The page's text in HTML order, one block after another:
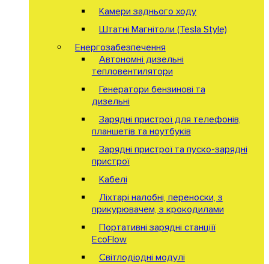
Камери заднього ходу
Штатні Магнітоли (Tesla Style)
Енергозабезпечення
Автономні дизельні
тепловентилятори
Генератори бензинові та
дизельні
Зарядні пристрої для телефонів,
планшетів та ноутбуків
Зарядні пристрої та пуско-зарядні
пристрої
Кабелі
Ліхтарі налобні, переноски, з
прикурювачем, з крокодилами
Портативні зарядні станціїї
EcoFlow
Світлодіодні модулі